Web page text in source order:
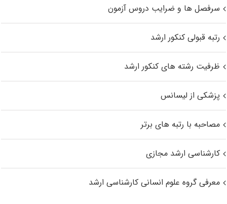
سرفصل ها و ضرایب دروس آزمون
رتبه قبولی کنکور ارشد
ظرفیت رشته های کنکور ارشد
پزشکی از لیسانس
مصاحبه با رتبه های برتر
کارشناسی ارشد مجازی
معرفی گروه علوم انسانی کارشناسی ارشد